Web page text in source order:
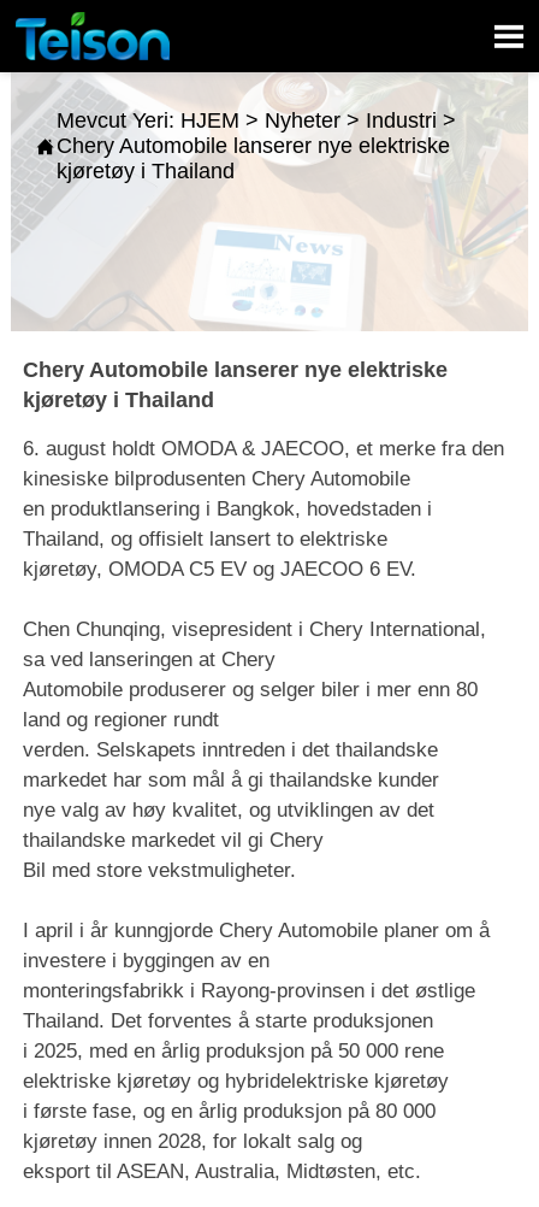


Mevcut Yeri: HJEM > Nyheter> Industri >
Chery Automobile lanserer nye elektriske
kjøretøy i Thailand
Chery Automobile lanserer nye elektriske
kjøretøy i Thailand
6. august holdt OMODA & JAECOO, et merke fra den
kinesiske bilprodusenten Chery Automobile
en produktlansering i Bangkok, hovedstaden i
Thailand, og offisielt lansert to elektriske
kjøretøy, OMODA C5 EV og JAECOO 6 EV.
Chen Chunqing, visepresident i Chery International,
sa ved lanseringen at Chery
Automobile produserer og selger biler i mer enn 80
land og regioner rundt
verden. Selskapets inntreden i det thailandske
markedet har som mål å gi thailandske kunder
nye valg av høy kvalitet, og utviklingen av det
thailandske markedet vil gi Chery
Bil med store vekstmuligheter.
I april i år kunngjorde Chery Automobile planer om å
investere i byggingen av en
monteringsfabrikk i Rayong-provinsen i det østlige
Thailand. Det forventes å starte produksjonen
i 2025, med en årlig produksjon på 50 000 rene
elektriske kjøretøy og hybridelektriske kjøretøy
i første fase, og en årlig produksjon på 80 000
kjøretøy innen 2028, for lokalt salg og
eksport til ASEAN, Australia, Midtøsten, etc.